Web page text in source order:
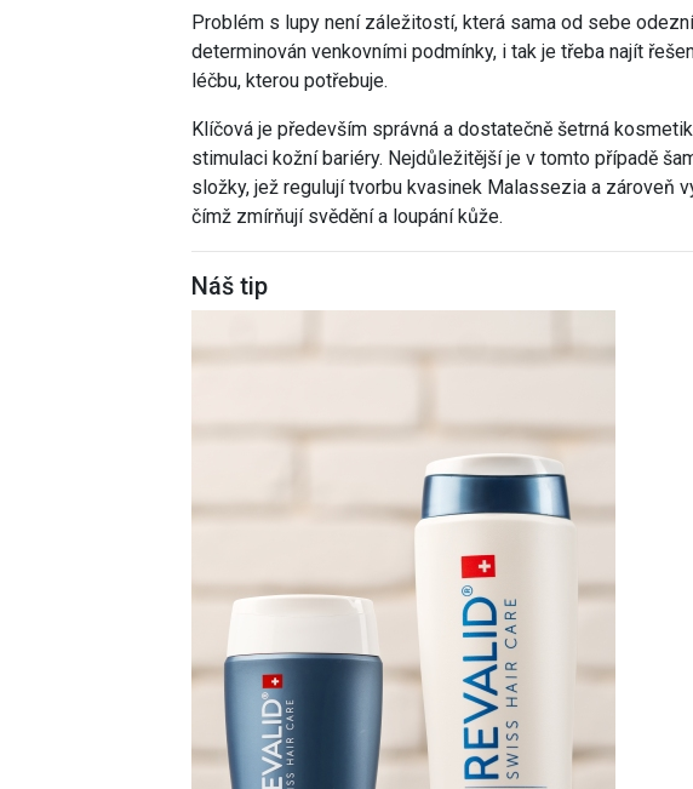
Problém s lupy není záležitostí, která sama od sebe
determinován venkovními podmínky, i tak je třeba najít
léčbu, kterou potřebuje.
Klíčová je především správná a dostatečně šetrná
stimulaci kožní bariéry. Nejdůležitější je v tomto případě
složky, jež regulují tvorbu kvasinek Malassezia a zároveň
čímž zmírňují svědění a loupání kůže.
Náš tip